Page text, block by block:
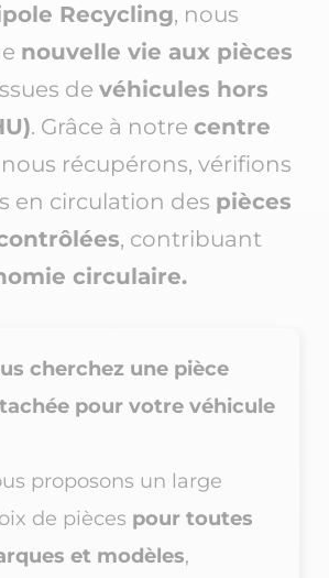
Recycling, nous
nouvelle vie aux pièces
de véhicules hors
. Grâce à notre centre
nous récupérons, vérifions
en circulation des pièces
, contribuant
circulaire.
cherchez une pièce
pour votre véhicule
proposons un large
de pièces pour toutes
et modèles,